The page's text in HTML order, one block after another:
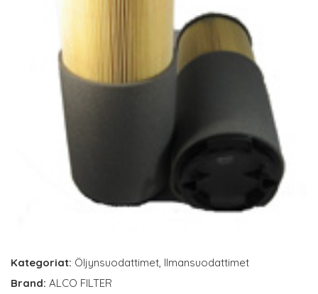
Kategoriat: Öljynsuodattimet, Ilmansuodattimet
Brand: ALCO FILTER